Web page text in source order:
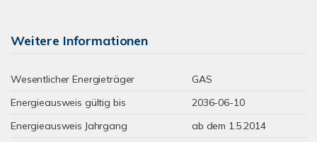
Weitere Informationen
Wesentlicher Energieträger
GAS
Energieausweis gültig bis
2036-06-10
Energieausweis Jahrgang
ab dem 1.5.2014